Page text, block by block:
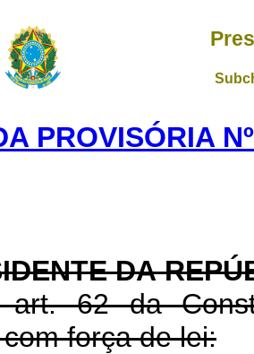
PROVISÓRIA
DA
62 da
força de lei: